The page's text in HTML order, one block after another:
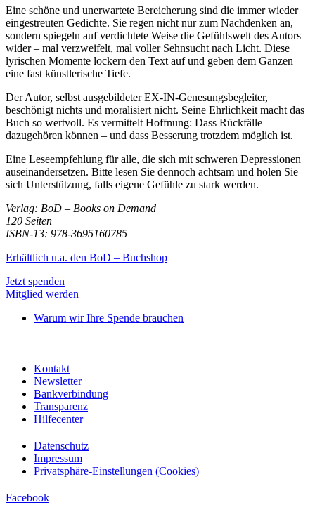
Eine schöne und unerwartete Bereicherung sind die immer wieder
eingestreuten Gedichte. Sie regen nicht nur zum Nachdenken an,
sondern spiegeln auf verdichtete Weise die Gefühlswelt des Autors
wider – mal verzweifelt, mal voller Sehnsucht nach Licht. Diese
lyrischen Momente lockern den Text auf und geben dem Ganzen
eine fast künstlerische Tiefe.
Der Autor, selbst ausgebildeter EX-IN-Genesungsbegleiter,
beschönigt nichts und moralisiert nicht. Seine Ehrlichkeit macht das
Buch so wertvoll. Es vermittelt Hoffnung: Dass Rückfälle
dazugehören können – und dass Besserung trotzdem möglich ist.
Eine Leseempfehlung für alle, die sich mit schweren Depressionen
auseinandersetzen. Bitte lesen Sie dennoch achtsam und holen Sie
sich Unterstützung, falls eigene Gefühle zu stark werden.
Verlag: BoD – Books on Demand
120 Seiten
ISBN-13: 978-3695160785
Erhältlich u.a. den BoD – Buchshop
Jetzt spenden
Mitglied werden
Warum wir Ihre Spende brauchen
Kontakt
Newsletter
Bankverbindung
Transparenz
Hilfecenter
Datenschutz
Impressum
Privatsphäre-Einstellungen (Cookies)
Facebook